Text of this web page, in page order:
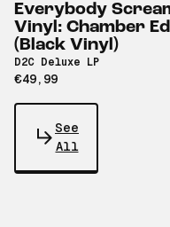
Everybody
Vinyl: Chamber
(Black Vinyl)
D2C Deluxe LP
€49,99
See
All